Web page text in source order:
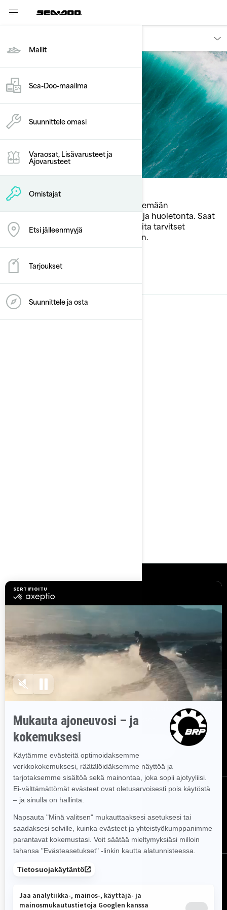
Mallit
Sea-Doo-maailma
Suunnittele omasi
Varaosat, Lisävarusteet ja
Ajovarusteet
Omistajat
Etsi jälleenmyyjä
Tarjoukset
Suunnittele ja osta
Palvelut
Sea‑Doo‑palvelut on suunniteltu tekemään
omistamisesta helppoa, intuitiivista ja huoletonta. Saat
käyttöösi tuen, ohjeet ja resurssit, joita tarvitset
vesijettisi parhaaseen suorituskykyyn.
LÖYDÄ
Resurssit
Tutustu Sea-Doohun
Työpaikat
Tule brp:n jälleenmyyjäksi
BRP Experiences
Tilaa uutiskirje
Saat tietää tuoreeltaan uusimmat uutiset,
tapahtumat ja tarjoukset.
Seuraa meitä